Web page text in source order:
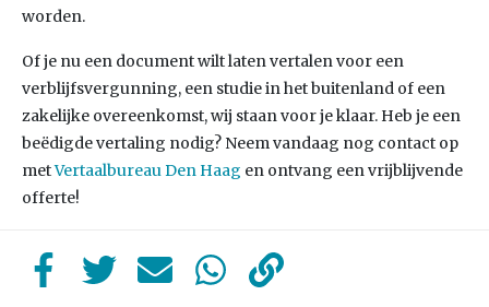
worden.
Of je nu een document wilt laten vertalen voor een
verblijfsvergunning, een studie in het buitenland of een
zakelijke overeenkomst, wij staan voor je klaar. Heb je een
beëdigde vertaling nodig? Neem vandaag nog contact op
metVertaalbureau Den Haag en ontvang een vrijblijvende
offerte!